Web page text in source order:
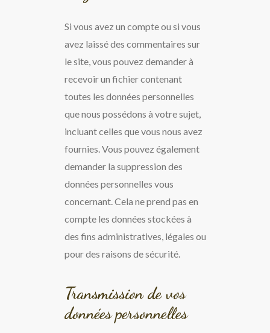
Si vous avez un compte ou si vous
avez laissé des commentaires sur
le site, vous pouvez demander à
recevoir un fichier contenant
toutes les données personnelles
que nous possédons à votre sujet,
incluant celles que vous nous avez
fournies. Vous pouvez également
demander la suppression des
données personnelles vous
concernant. Cela ne prend pas en
compte les données stockées à
des fins administratives, légales ou
pour des raisons de sécurité.
Transmission de vos
données personnelles